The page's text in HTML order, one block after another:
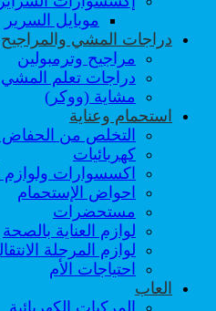
موبايل السرير
دراجات المشي والمراجيح
مراجيح وترمبولين
دراجات تعلم المشي
مشاية (ووكر)
استحمام وعناية
التخلص من الحفاض
كهربائيات
اكسسوارات ولوازم
احواض الإستحمام
مستحضرات
لوازم العناية بالصحة
لوازم المرحلة
احتياجات الأم
العاب
المركبات الكهربائية